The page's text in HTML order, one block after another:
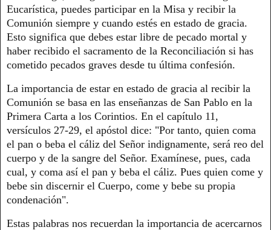
Eucarística, puedes participar en la Misa y recibir la
Comunión siempre y cuando estés en estado de gracia.
Esto significa que debes estar libre de pecado mortal y
haber recibido el sacramento de la Reconciliación si has
cometido pecados graves desde tu última confesión.
La importancia de estar en estado de gracia al recibir la
Comunión se basa en las enseñanzas de San Pablo en la
Primera Carta a los Corintios. En el capítulo 11,
versículos 27-29, el apóstol dice: "Por tanto, quien coma
el pan o beba el cáliz del Señor indignamente, será reo del
cuerpo y de la sangre del Señor. Examínese, pues, cada
cual, y coma así el pan y beba el cáliz. Pues quien come y
bebe sin discernir el Cuerpo, come y bebe su propia
condenación".
Estas palabras nos recuerdan la importancia de acercarnos